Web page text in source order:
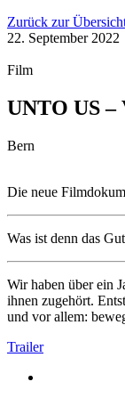
Zurück zur
22. September 2022
Film
UNTO US –
Bern
Die neue
Was ist denn das
Wir haben über ein
ihnen zugehört.
und vor allem:
Trailer